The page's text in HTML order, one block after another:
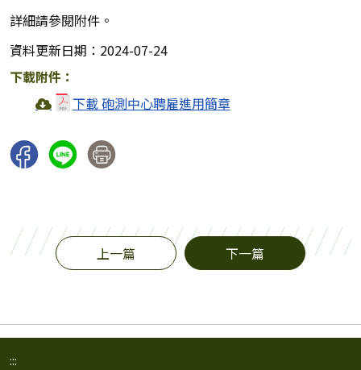
詳細請參閱附件。
資料更新日期：2024-07-24
下載附件：
下載 砲測中心聘雇進用簡章
上一篇 下一篇
:::